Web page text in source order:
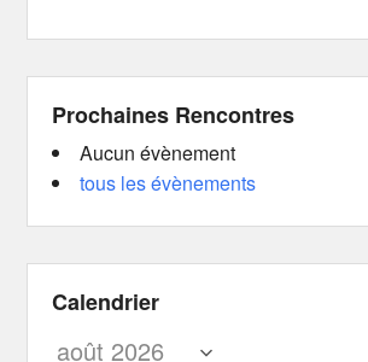
Prochaines Rencontres
Aucun évènement
tous les évènements
Calendrier